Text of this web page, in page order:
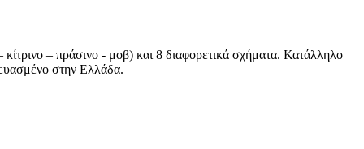
– πράσινο - μοβ) και 8 διαφορετικά σχήματα. Κατάλληλο
στην Ελλάδα.